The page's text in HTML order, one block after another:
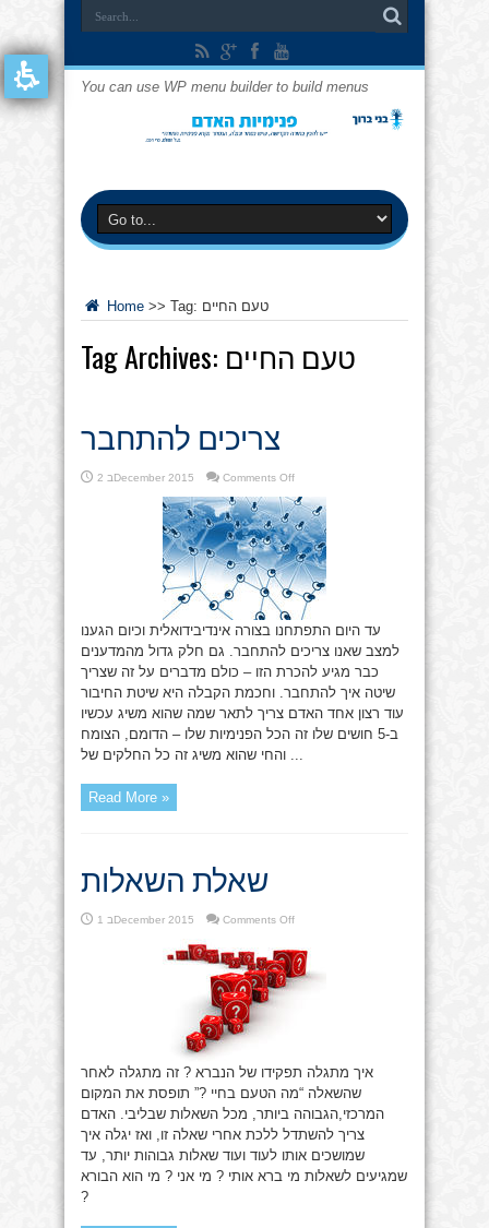
You can use WP menu builder to build menus
Home >> Tag: טעם החיים
Tag Archives: טעם החיים
צריכים להתחבר
2 בDecember 2015 Comments Offon
להתחבר
עד היום התפתחנו בצורה אינדיבידואלית וכיום הגענו
למצב שאנו צריכים להתחבר. גם חלק גדול מהמדענים
כבר מגיע להכרת הזו – כולם מדברים על זה שצריך
שיטה איך להתחבר. וחכמת הקבלה היא שיטת החיבור
עוד רצון אחד האדם צריך לתאר שמה שהוא משיג עכשיו
ב-5 חושים שלו זה הכל הפנימיות שלו – הדומם, הצומח
והחי שהוא משיג זה כל החלקים של ...
Read More »
שאלת השאלות
1 בDecember 2015 Comments Offon
איך מתגלה תפקידו של הנברא ? זה מתגלה לאחר
שהשאלה “מה הטעם בחיי ?” תופסת את המקום
המרכזי,הגבוהה ביותר, מכל השאלות שבליבי. האדם
צריך להשתדל ללכת אחרי שאלה זו, ואז יגלה איך
שמושכים אותו לעוד ועוד שאלות גבוהות יותר, עד
שמגיעים לשאלות מי ברא אותי ? מי אני ? מי הוא הבורא
?